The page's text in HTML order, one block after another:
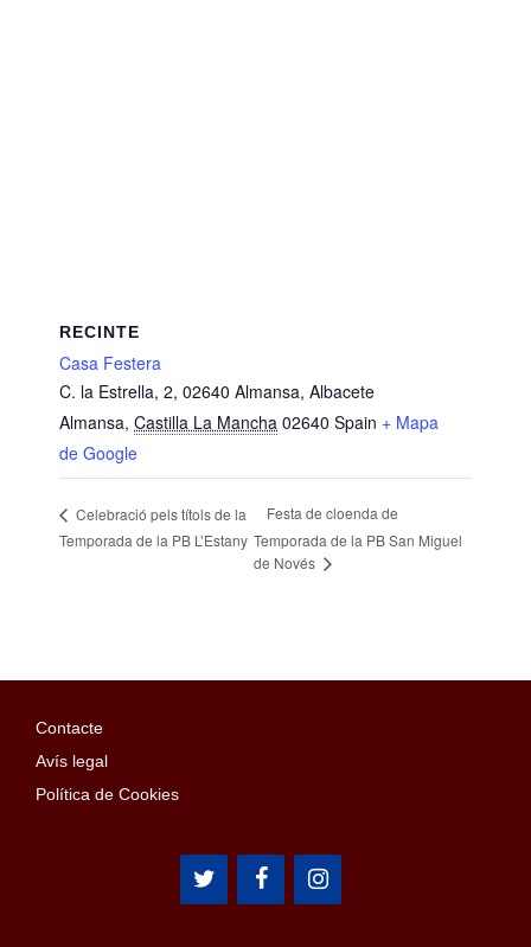
RECINTE
Casa Festera
C. la Estrella, 2, 02640 Almansa, Albacete
Almansa, Castilla La Mancha 02640 Spain + Mapa
de Google
Celebració pels títols de la
Temporada de la PB L’Estany
Festa de cloenda de
Temporada de la PB San Miguel
de Novés
Contacte
Avís legal
Política de Cookies